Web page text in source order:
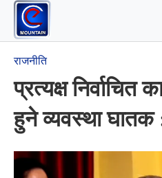
राजनीति
प्रत्यक्ष निर्वाचित
हुने व्यवस्था घातक :